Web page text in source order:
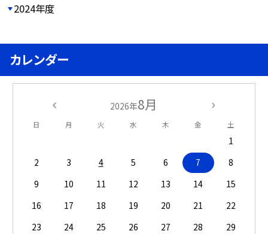
2024年度
カレンダー
2026年8月
日 月 火 水 木 金 土
1
2
3 4 5 6 7
8
9
10 11 12 13 14
15
16
17 18 19 20 21
22
23
24 25 26 27 28
29